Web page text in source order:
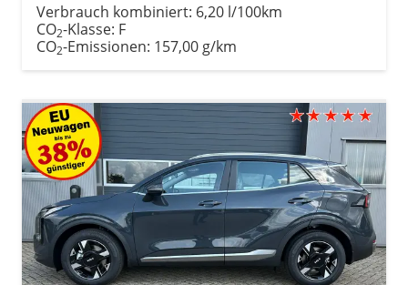
Verbrauch kombiniert: 6,20 l/100km
CO2-Klasse: F
CO2-Emissionen: 157,00 g/km